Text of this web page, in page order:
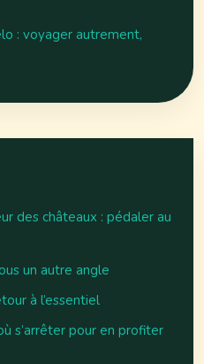
: voyager autrement,
des châteaux : pédaler au
un autre angle
à l’essentiel
s’arrêter pour en profiter